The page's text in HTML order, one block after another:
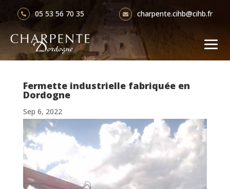
 05 53 56 70 35  charpente.cihb@cihb.fr
Fermette industrielle fabriquée en
Dordogne
Sep 6, 2022